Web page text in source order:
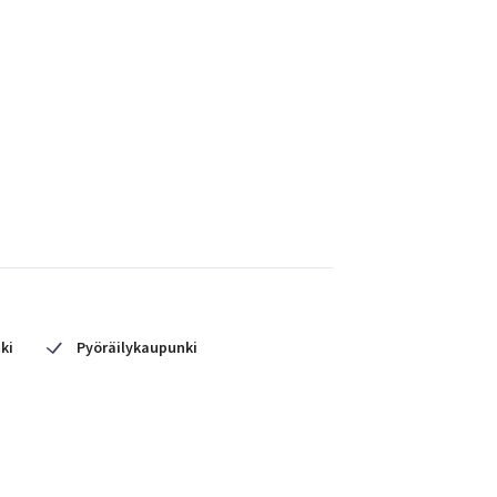
Pyöräilykaupunki